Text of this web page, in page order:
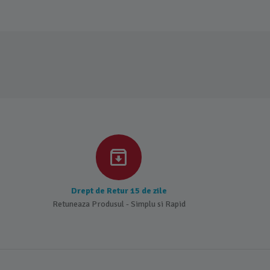
Drept de Retur 15 de zile
Retuneaza Produsul - Simplu si Rapid